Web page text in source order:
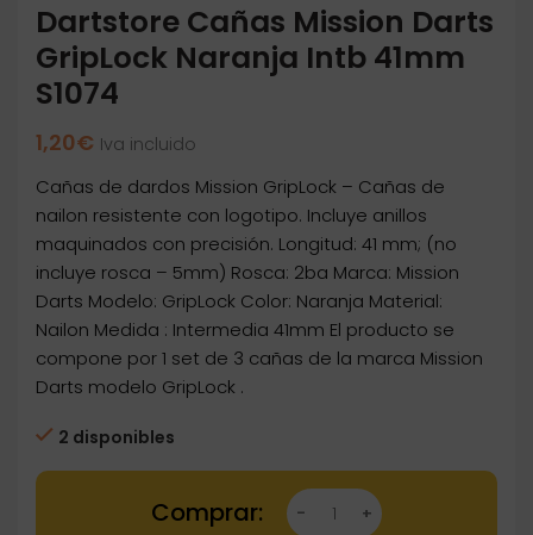
Dartstore Cañas Mission Darts
GripLock Naranja Intb 41mm
S1074
1,20€ Iva incluido
Cañas de dardos Mission GripLock – Cañas de
nailon resistente con logotipo. Incluye anillos
maquinados con precisión. Longitud: 41 mm; (no
incluye rosca – 5mm) Rosca: 2ba Marca: Mission
Darts Modelo: GripLock Color: Naranja Material:
Nailon Medida : Intermedia 41mm El producto se
compone por 1 set de 3 cañas de la marca Mission
Darts modelo GripLock .
2 disponibles
Dartstore Cañas Mission Darts GripLock